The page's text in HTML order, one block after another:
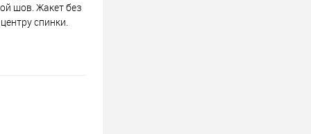
шов. Жакет без
спинки.